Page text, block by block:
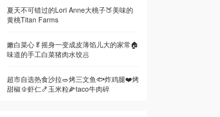
夏天不可错过的Lori Anne大桃子🍑美味的
黄桃Titan Farms
嫩白菜心🥬摇身一变成皮薄馅儿大的家常🏠
味道的手工白菜猪肉水饺🥟
超市自选热食沙拉🥗烤三文鱼🐟炸鸡腿❤️烤
甜椒🫑虾仁🍤玉米粒🌽taco牛肉碎